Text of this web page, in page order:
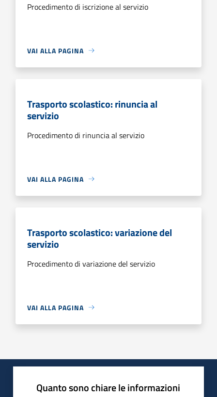
Procedimento di iscrizione al servizio
VAI ALLA PAGINA
Trasporto scolastico: rinuncia al
servizio
Procedimento di rinuncia al servizio
VAI ALLA PAGINA
Trasporto scolastico: variazione del
servizio
Procedimento di variazione del servizio
VAI ALLA PAGINA
Quanto sono chiare le informazioni